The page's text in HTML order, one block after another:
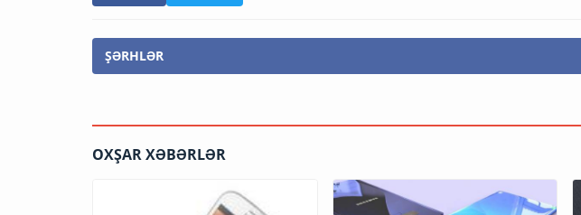
ŞƏRHLƏR
OXŞAR XƏBƏRLƏR